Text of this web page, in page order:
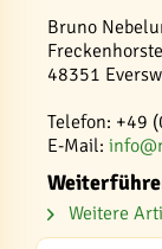
Bruno
48351
Telefon: +49
E-Mail:
Weitere